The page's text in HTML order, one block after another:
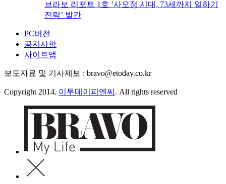
브라보 리포트 1호 ‘사오정 시대, 73세까지 일하기
전략’ 발간
PC버전
공지사항
사이트맵
보도자료 및 기사제보 : bravo@etoday.co.kr
Copyright 2014. 이투데이피엔씨 . All rights reserved